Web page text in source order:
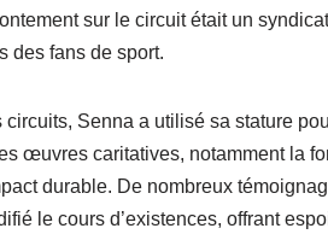
sur le circuit était un
des fans de sport.
circuits, Senna a utilisé sa stature
œuvres caritatives, notamment la
durable. De nombreux
le cours d’existences, offrant